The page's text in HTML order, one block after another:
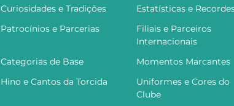
Curiosidades e Tradições
Estatísticas e
Patrocínios e Parcerias
Filiais e Parceiros
Internacionais
Categorias de Base
Momentos Marcantes
Hino e Cantos da Torcida
Uniformes e Cores do
Clube